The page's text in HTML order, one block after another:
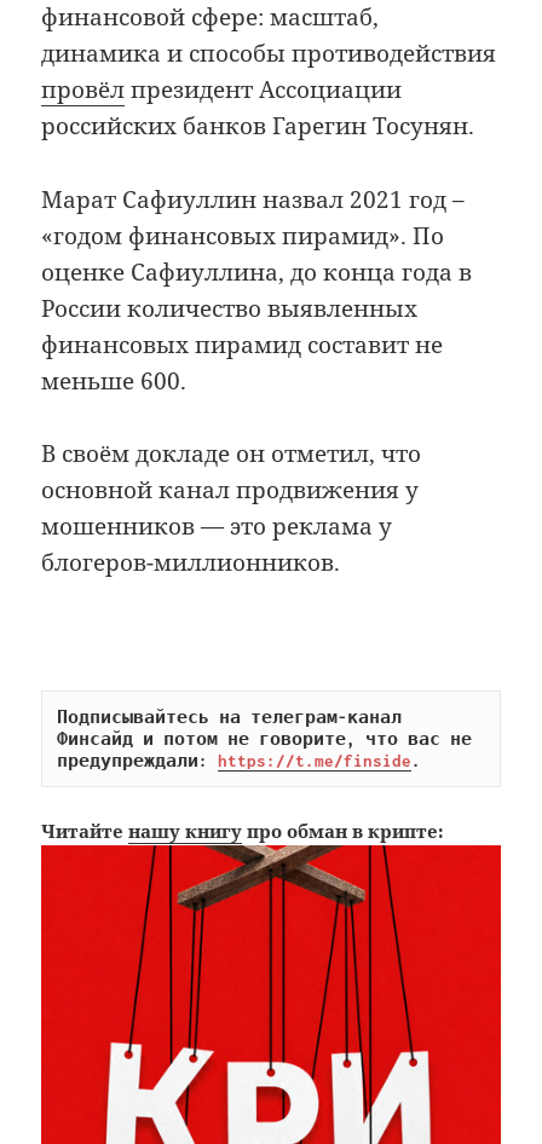
финансовой сфере: масштаб,
динамика и способы противодействия
провёлпрезидент Ассоциации
российских банков Гарегин Тосунян.
Марат Сафиуллин назвал 2021 год –
«годом финансовых пирамид». По
оценке Сафиуллина, до конца года в
России количество выявленных
финансовых пирамид составит не
меньше 600.
В своём докладе он отметил, что
основной канал продвижения у
мошенников — это реклама у
блогеров-миллионников.
Подписывайтесь на телеграм-канал
Финсайд и потом не говорите, что вас не
предупреждали: https://t.me/finside.
Читайтенашу книгу про обман в крипте: